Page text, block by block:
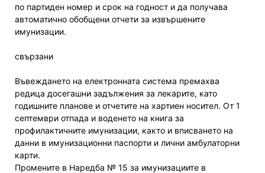
по партиден номер и срок на годност и да получава
автоматично обобщени отчети за извършените
имунизации.
свързани
Въвеждането на електронната система премахва
редица досегашни задължения за лекарите, като
годишните планове и отчетите на хартиен носител. От 1
септември отпада и воденето на книга за
профилактичните имунизации, както и вписването на
данни в имунизационни паспорти и лични амбулаторни
карти.
Промените в Наредба № 15 за имунизациите в